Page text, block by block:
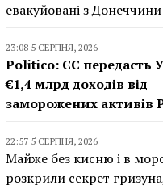
евакуйовані з
23:08 5 СЕРПНЯ, 2026
Politico: ЄС передасть
€1,4 млрд доходів від
заморожених активів
22:57 5 СЕРПНЯ, 2026
Майже без кисню і в
розкрили секрет